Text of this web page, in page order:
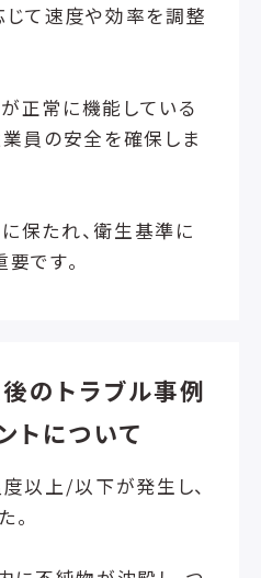
じて速度や効率を調整
正常に機能している
員の安全を確保しま
保たれ、衛生基準に
です。
のトラブル事例
トについて
以上/以下が発生し、
。